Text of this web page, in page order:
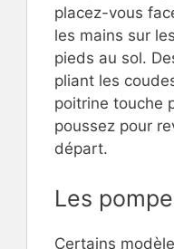
placez-vous
les mains sur
pieds au sol.
pliant les
poitrine touche
poussez pour
départ.
Les
Certains